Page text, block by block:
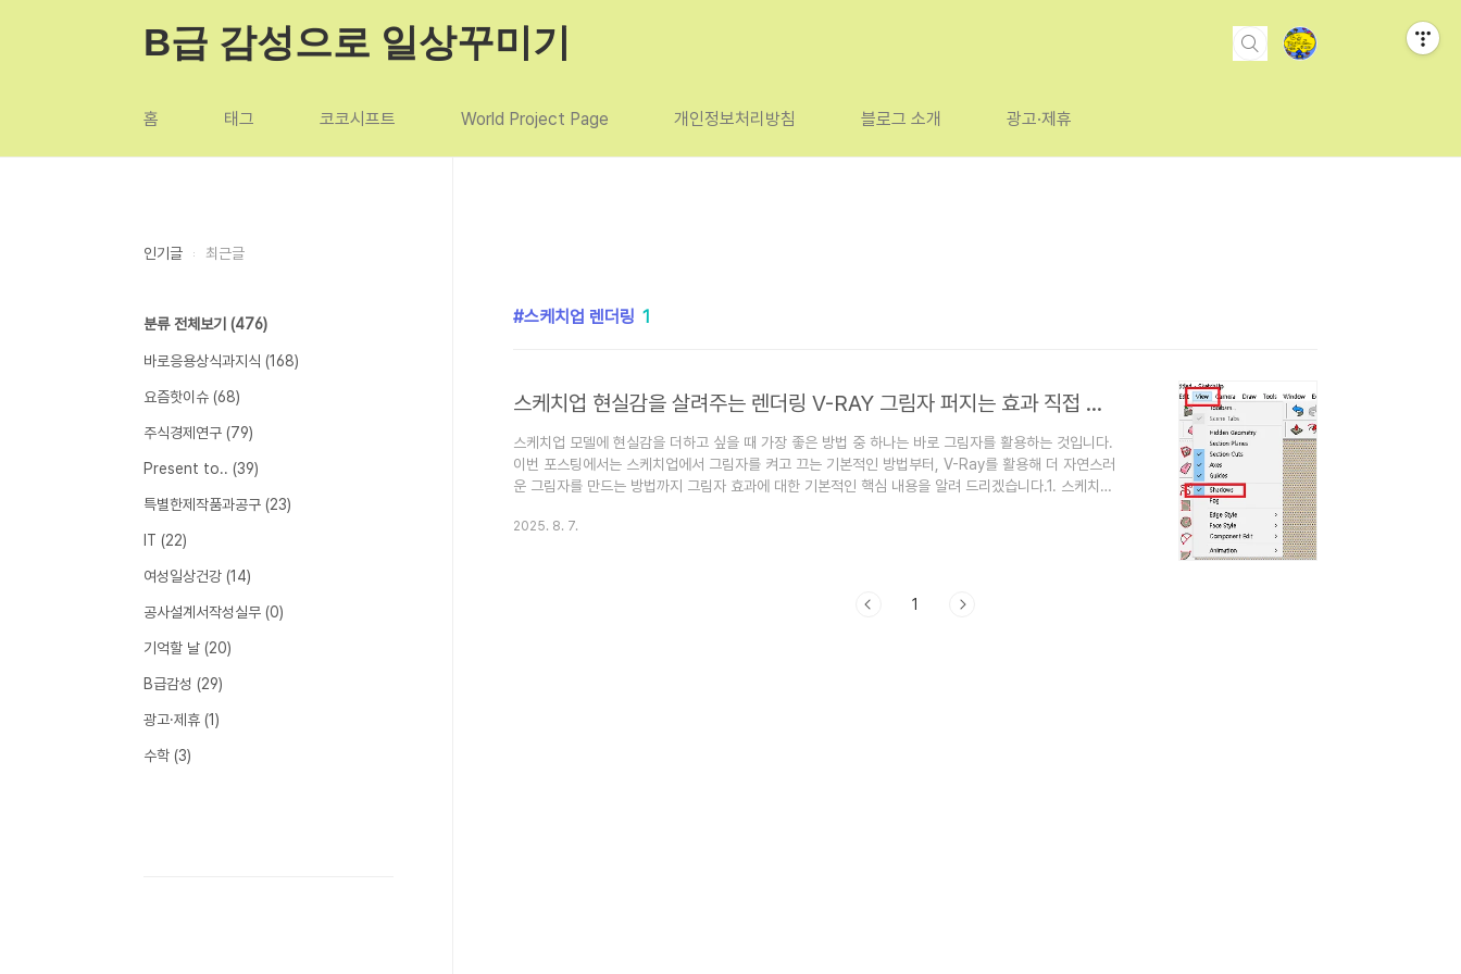
B급 감성으로 일상꾸미기
홈 태그 코코시프트 World Project Page 개인정보처리방침 블로그 소개 광고·제휴
스케치업 렌더링 1
스케치업 현실감을 살려주는 렌더링 V-RAY 그림자 퍼지는 효과 직접 해보기 (2016버전기준)
스케치업 모델에 현실감을 더하고 싶을 때 가장 좋은 방법 중 하나는 바로 그림자를 활용하는 것입니다.
이번 포스팅에서는 스케치업에서 그림자를 켜고 끄는 기본적인 방법부터, V-Ray를 활용해 더 자연스러
운 그림자를 만드는 방법까지 그림자 효과에 대한 기본적인 핵심 내용을 알려 드리겠습니다.1. 스케치업
메뉴의 [뷰(View)] > [그림자(Shadows)] 항목을 체크하거나 체크 해제하면 그림자가 바로 적용되거
2025. 8. 7.
1
인기글 최근글
분류 전체보기 (476)
바로응용상식과지식 (168)
요즘핫이슈 (68)
주식경제연구 (79)
Present to.. (39)
특별한제작품과공구 (23)
IT (22)
여성일상건강 (14)
공사설계서작성실무 (0)
기억할 날 (20)
B급감성 (29)
광고·제휴 (1)
수학 (3)